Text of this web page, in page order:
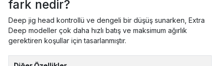
fark nedir?
Deep jig head kontrollü ve dengeli bir düşüş sunarken, Extra
Deep modeller çok daha hızlı batış ve maksimum ağırlık
gerektiren koşullar için tasarlanmıştır.